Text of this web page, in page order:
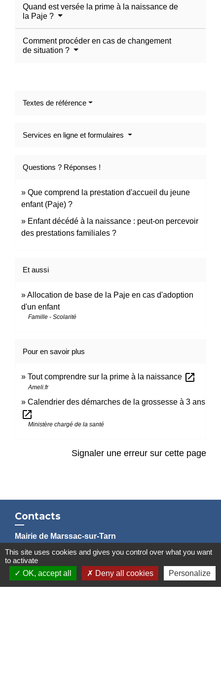
Quand est versée la prime à la naissance de
la Paje ?
Comment procéder en cas de changement
de situation ?
Textes de référence
Services en ligne et formulaires
Questions ? Réponses !
Que comprend la prestation d'accueil du jeune
enfant (Paje) ?
Enfant décédé à la naissance : peut-on percevoir
des prestations familiales ?
Et aussi
Allocation de base de la Paje en cas d'adoption
d'un enfant
Famille - Scolarité
Pour en savoir plus
Tout comprendre sur la prime à la naissance open_in_new
Ameli.fr
Calendrier des démarches de la grossesse à 3 ans
open_in_new
Ministère chargé de la santé
Signaler une erreur sur cette page
Contacts
Mairie de Marssac-sur-Tarn
2 Rue Tonimarié
81150 Marssac-sur-Tarn - FRANCE
+33 5 63 55 40 47
This site uses cookies and gives you control over what you want
to activate
OK, accept all
Deny all cookies Personalize